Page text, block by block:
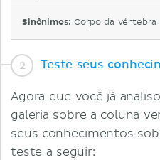
Sinônimos: Corpo da vértebra
Teste seus
Agora que você já
galeria sobre a coluna
seus conhecimentos
teste a seguir: